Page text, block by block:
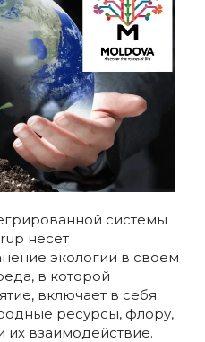
системы
несет
экологии в своем
в которой
включает в себя
ресурсы, флору,
их взаимодействие.